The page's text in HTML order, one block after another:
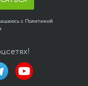
с Политикой